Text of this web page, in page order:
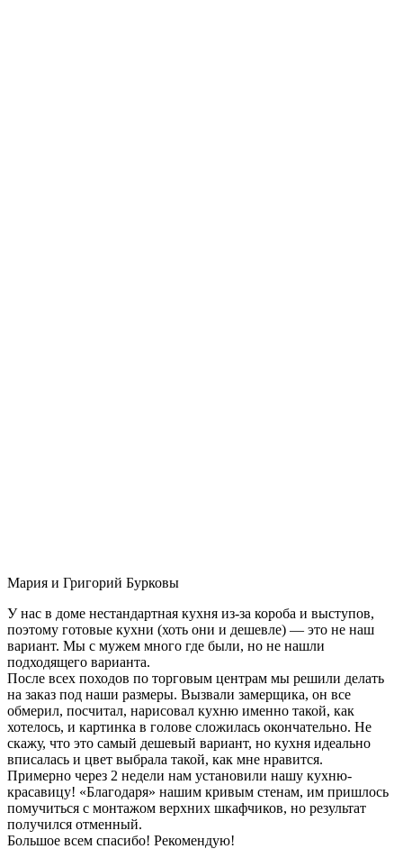
Мария и Григорий Бурковы
У нас в доме нестандартная кухня из-за короба и выступов,
поэтому готовые кухни (хоть они и дешевле) — это не наш
вариант. Мы с мужем много где были, но не нашли
подходящего варианта.
После всех походов по торговым центрам мы решили делать
на заказ под наши размеры. Вызвали замерщика, он все
обмерил, посчитал, нарисовал кухню именно такой, как
хотелось, и картинка в голове сложилась окончательно. Не
скажу, что это самый дешевый вариант, но кухня идеально
вписалась и цвет выбрала такой, как мне нравится.
Примерно через 2 недели нам установили нашу кухню-
красавицу! «Благодаря» нашим кривым стенам, им пришлось
помучиться с монтажом верхних шкафчиков, но результат
получился отменный.
Большое всем спасибо! Рекомендую!